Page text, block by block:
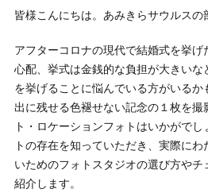
皆様こんにちは。あみきらサウルスの
アフターコロナの現代で結婚式を挙
心配、挙式は金銭的な負担が大きい
を挙げることに悩んでいる方がいる
出に残せる色褪せない記念の１枚を撮
ト・ロケーションフォトはいかがで
トの存在を知っていただき、実際に
いためのフォトスタジオの選び方や
紹介します。